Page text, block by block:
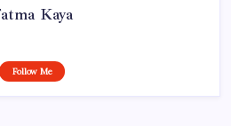
Kaya
Follow Me